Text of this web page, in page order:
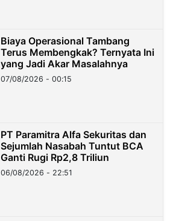
Biaya Operasional Tambang
Terus Membengkak? Ternyata Ini
yang Jadi Akar Masalahnya
07/08/2026 - 00:15
PT Paramitra Alfa Sekuritas dan
Sejumlah Nasabah Tuntut BCA
Ganti Rugi Rp2,8 Triliun
06/08/2026 - 22:51